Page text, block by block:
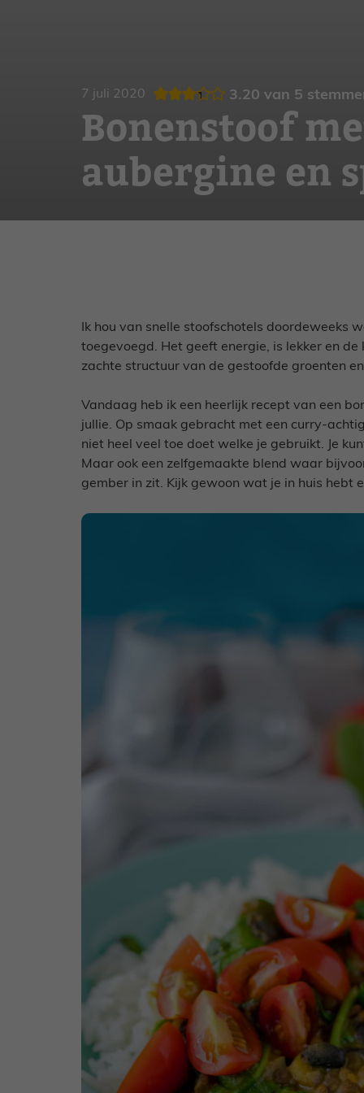
7 juli 2020 3.20 van 5
Bonenstoof
aubergine en
Ik hou van snelle stoofschotels doordeweeks
toegevoegd. Het geeft energie, is lekker en
zachte structuur van de gestoofde groenten
Vandaag heb ik een heerlijk recept van een
jullie. Op smaak gebracht met een curry-
niet heel veel toe doet welke je gebruikt. Je
Maar ook een zelfgemaakte blend waar
gember in zit. Kijk gewoon wat je in huis hebt